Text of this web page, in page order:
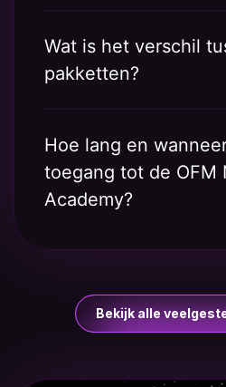
Wat is het verschil
pakketten?
Hoe lang en
toegang tot de OFM
Academy?
Bekijk alle